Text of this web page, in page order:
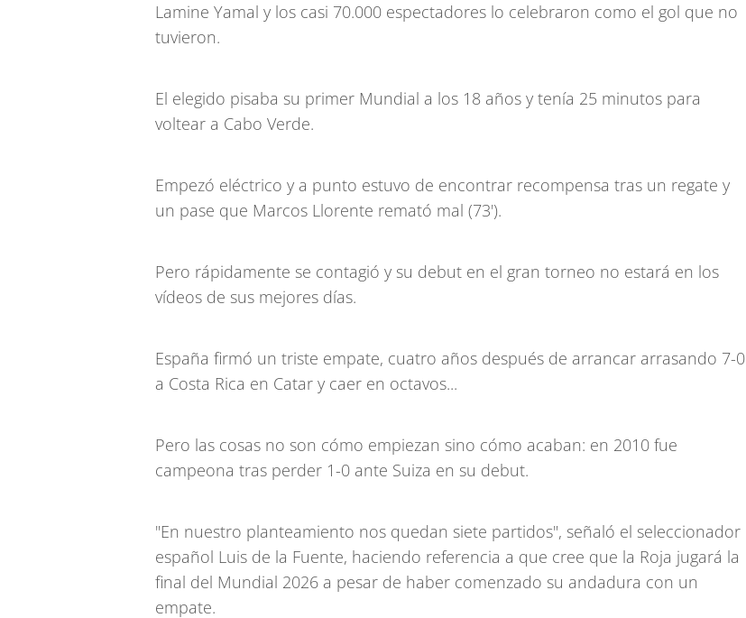
Lamine Yamal y los casi 70.000 espectadores lo celebraron como el gol que no
tuvieron.
El elegido pisaba su primer Mundial a los 18 años y tenía 25 minutos para
voltear a Cabo Verde.
Empezó eléctrico y a punto estuvo de encontrar recompensa tras un regate y
un pase que Marcos Llorente remató mal (73').
Pero rápidamente se contagió y su debut en el gran torneo no estará en los
vídeos de sus mejores días.
España firmó un triste empate, cuatro años después de arrancar arrasando 7-0
a Costa Rica en Catar y caer en octavos...
Pero las cosas no son cómo empiezan sino cómo acaban: en 2010 fue
campeona tras perder 1-0 ante Suiza en su debut.
"En nuestro planteamiento nos quedan siete partidos", señaló el seleccionador
español Luis de la Fuente, haciendo referencia a que cree que la Roja jugará la
final del Mundial 2026 a pesar de haber comenzado su andadura con un
empate.